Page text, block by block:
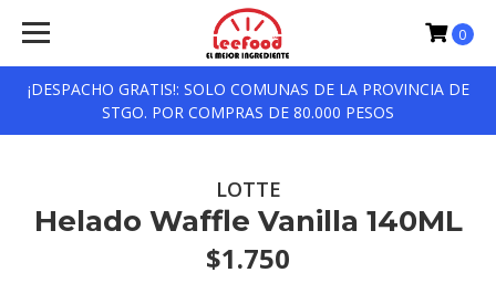
¡DESPACHO GRATIS!: SOLO COMUNAS DE LA PROVINCIA DE
STGO. POR COMPRAS DE 80.000 PESOS
0
LOTTE
Helado Waffle Vanilla 140ML
$1.750